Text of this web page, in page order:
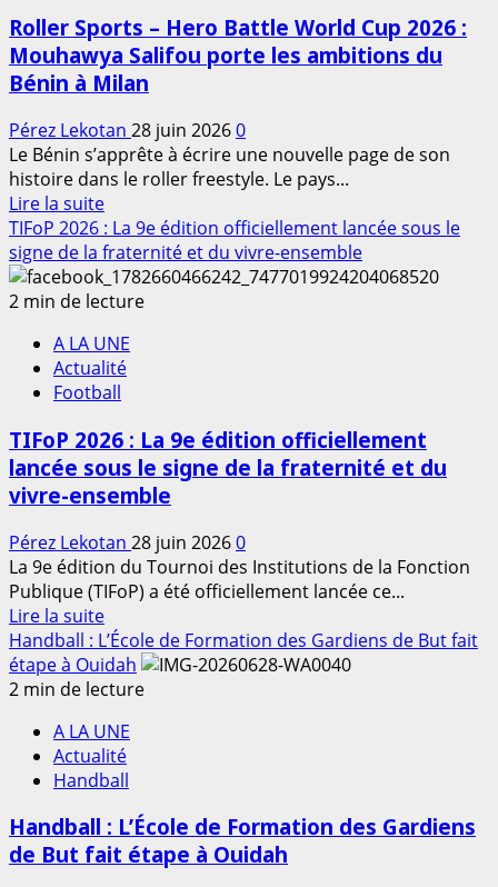
Cup
2026
:
délégation
béninoise
est
arrivée
à
Milan,
cap
sur
en
compétition
Roller Sports – Hero Battle World Cup 2026 :
Mouhawya Salifou porte les ambitions du
Bénin à Milan
Pérez Lekotan 28 juin 20260
Le Bénin s’apprête à écrire une nouvelle page de son
histoire dans le roller freestyle. Le pays...
Lire la suiteEn
savoir
plus
sur
Roller
–
Hero
Battle
Cup
2026
:
Salifou
porte
les
ambitions
du
Bénin
à
TIFoP 2026 : La 9e édition officiellement lancée sous le
signe de la fraternité et du vivre-ensemble
2 min de lecture
A LA UNE
Actualité
Football
TIFoP 2026 : La 9e édition officiellement
lancée sous le signe de la fraternité et du
vivre-ensemble
Pérez Lekotan 28 juin 20260
La 9e édition du Tournoi des Institutions de la Fonction
Publique (TIFoP) a été officiellement lancée ce...
Lire la suiteEn
savoir
plus
sur
2026
:
La
édition
officiellement
Handball : L’École de Formation des Gardiens de But fait
étape à Ouidah
2 min de lecture
A LA UNE
Actualité
Handball
Handball : L’École de Formation des Gardiens
de But fait étape à Ouidah